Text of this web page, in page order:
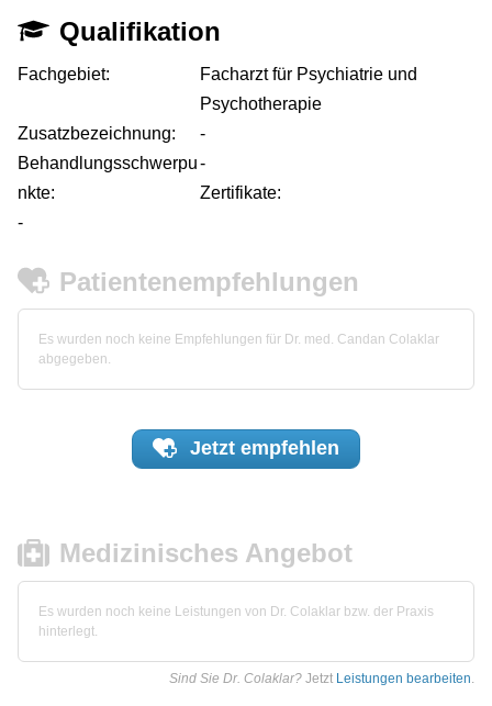
Qualifikation
Fachgebiet:
Facharzt für Psychiatrie und
Psychotherapie
Zusatzbezeichnung:
-
Behandlungsschwerpu
nkte:
-
Zertifikate:
-
Patientenempfehlungen
Es wurden noch keine Empfehlungen für Dr. med. Candan Colaklar
abgegeben.
Jetzt empfehlen
Medizinisches Angebot
Es wurden noch keine Leistungen von Dr. Colaklar bzw. der Praxis
hinterlegt.
Sind Sie Dr. Colaklar? Jetzt Leistungen bearbeiten.